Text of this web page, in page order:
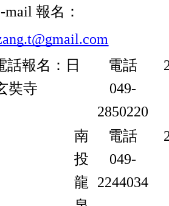
mail 報名：
話報名：日
奘寺
電話
049-
2850220
南
投
龍
電話
049-
2244034